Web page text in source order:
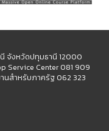
นี จังหวัดปทุมธานี 12000
Service Center 081 909
นสำหรับภาครัฐ 062 323